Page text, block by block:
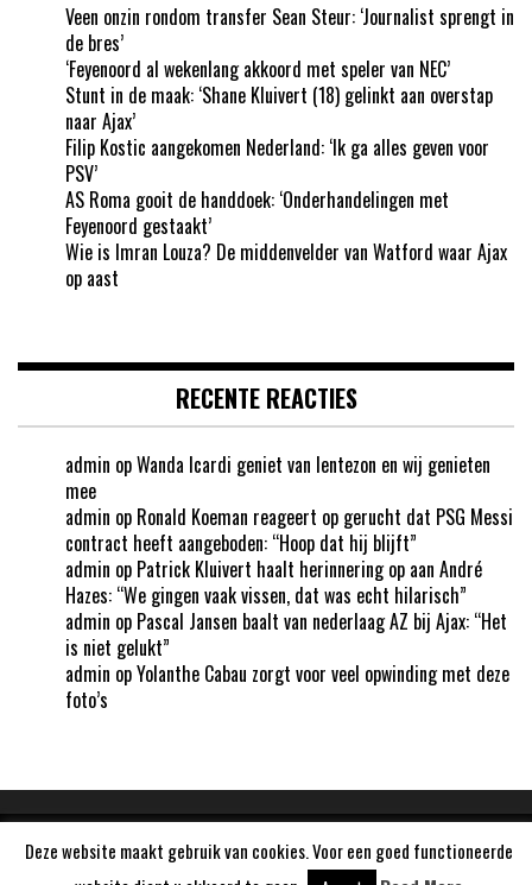
Veen onzin rondom transfer Sean Steur: ‘Journalist sprengt in
de bres’
‘Feyenoord al wekenlang akkoord met speler van NEC’
Stunt in de maak: ‘Shane Kluivert (18) gelinkt aan overstap
naar Ajax’
Filip Kostic aangekomen Nederland: ‘Ik ga alles geven voor
PSV’
AS Roma gooit de handdoek: ‘Onderhandelingen met
Feyenoord gestaakt’
Wie is Imran Louza? De middenvelder van Watford waar Ajax
op aast
RECENTE REACTIES
admin opWanda Icardi geniet van lentezon en wij genieten
mee
admin op Ronald Koeman reageert op gerucht dat PSG Messi
contract heeft aangeboden: “Hoop dat hij blijft”
admin op Patrick Kluivert haalt herinnering op aan André
Hazes: “We gingen vaak vissen, dat was echt hilarisch”
admin op Pascal Jansen baalt van nederlaag AZ bij Ajax: “Het
is niet gelukt”
admin opYolanthe Cabau zorgt voor veel opwinding met deze
foto’s
Aangedreven doorWordPress
Deze website maakt gebruik van cookies. Voor een goed functioneerde